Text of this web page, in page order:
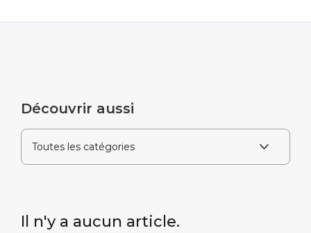
Découvrir aussi
Il n'y a aucun article.